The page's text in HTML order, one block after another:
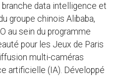
branche data intelligence et
groupe chinois Alibaba,
au sein du programme
pour les Jeux de Paris
multi-caméras
artificielle (IA). Développé